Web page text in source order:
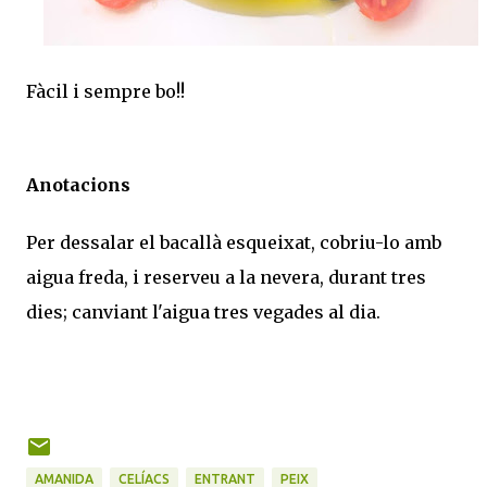
Fàcil i sempre bo!!
Anotacions
Per dessalar el bacallà esqueixat, cobriu-lo amb
aigua freda, i reserveu a la nevera, durant tres
dies; canviant l'aigua tres vegades al dia.
AMANIDA CELÍACS ENTRANT PEIX